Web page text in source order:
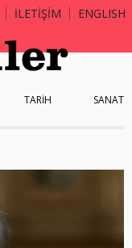
İLETİŞİM ENGLISH
TARİH SANAT